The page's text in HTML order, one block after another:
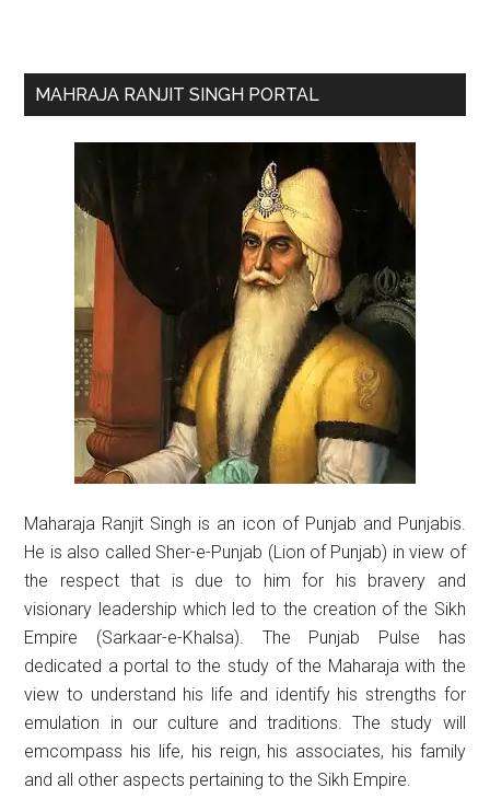
Primary
MAHRAJA RANJIT SINGH PORTAL
Maharaja Ranjit Singh is an icon of Punjab and Punjabis.
He is also called Sher-e-Punjab (Lion of Punjab) in view of
the respect that is due to him for his bravery and
visionary leadership which led to the creation of the Sikh
Empire (Sarkaar-e-Khalsa). The Punjab Pulse has
dedicated a portal to the study of the Maharaja with the
view to understand his life and identify his strengths for
emulation in our culture and traditions. The study will
emcompass his life, his reign, his associates, his family
and all other aspects pertaining to the Sikh Empire.